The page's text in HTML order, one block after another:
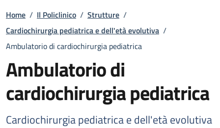
Briciole di pane
Home / Il Policlinico / Strutture /
Cardiochirurgia pediatrica e dell'età evolutiva /
Ambulatorio di cardiochirurgia pediatrica
Ambulatorio di
cardiochirurgia pediatrica
Cardiochirurgia pediatrica e dell'età evolutiva